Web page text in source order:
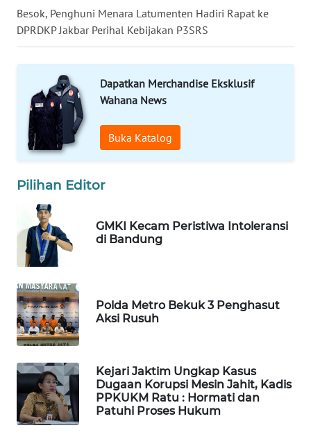
Besok, Penghuni Menara Latumenten Hadiri Rapat ke
DPRDKP Jakbar Perihal Kebijakan P3SRS
Dapatkan Merchandise Eksklusif
Wahana News
Buka Katalog
Pilihan Editor
GMKI Kecam Peristiwa Intoleransi
di Bandung
Polda Metro Bekuk 3 Penghasut
Aksi Rusuh
Kejari Jaktim Ungkap Kasus
Dugaan Korupsi Mesin Jahit, Kadis
PPKUKM Ratu : Hormati dan
Patuhi Proses Hukum
WN
PURWAKARTA
PRIANGAN
TIMUR
WN
SEMARANG
WN
SOLO
WN
BOROBUDUR
WN
MADURA
WN
WN
NATUNA